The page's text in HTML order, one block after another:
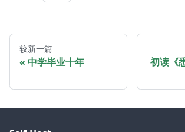
较新一篇
中学毕业十年
初读《